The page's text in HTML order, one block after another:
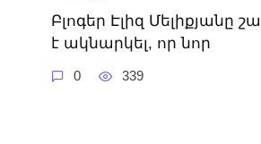
Բլոգեր Էլիզ Մելիքյանը
է ակնարկել, որ նոր
0 339